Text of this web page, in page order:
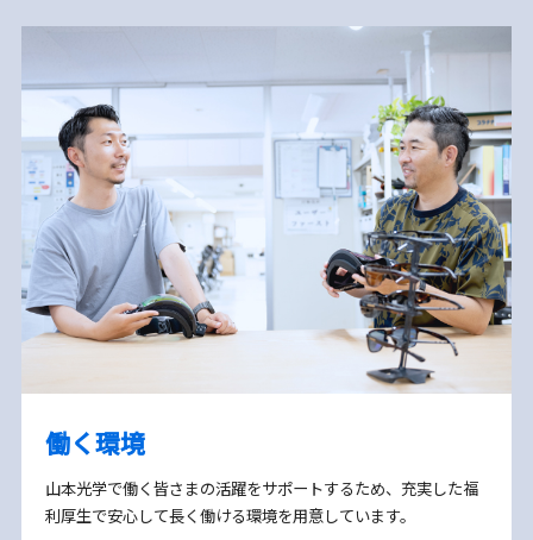
働く環境
山本光学で働く皆さまの活躍をサポートするため、充実した福
利厚生で安心して長く働ける環境を用意しています。